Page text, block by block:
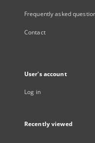
Frequently asked
Contact
User's account
Log in
Recently viewed